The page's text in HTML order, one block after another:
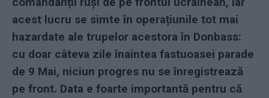
acest lucru se simte în operațiunile tot mai
hazardate ale trupelor acestora în Donbass:
cu doar câteva zile înaintea fastuoasei parade
de 9 Mai, niciun progres nu se înregistrează
pe front. Data e foarte importantă pentru că